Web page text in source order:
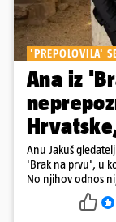
'PREPOLOVILA'
Ana iz
Anu Jakuš
'Brak na prvu', u
No njihov odnos